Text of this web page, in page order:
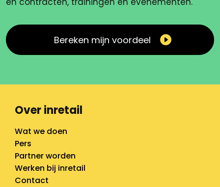
Bereken mijn voordeel
Over inretail
Wat we doen
Pers
Partner worden
Werken bij inretail
Contact